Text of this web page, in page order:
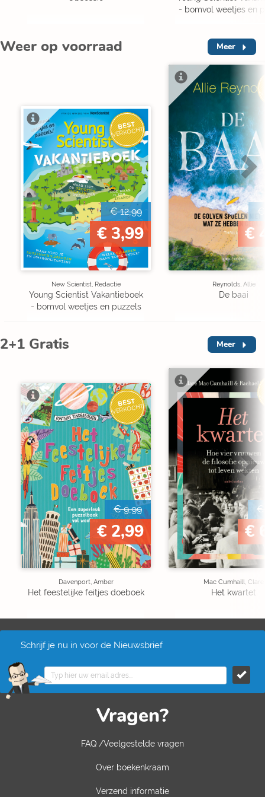
- bomvol weetjes en
Weer op voorraad Meer
BEST
VERKOCHT
€ 12,99
€ 3,99
New Scientist, Redactie
Young Scientist Vakantieboek
- bomvol weetjes en puzzels
€
€
Reynolds, Allie
De baai
2+1 Gratis Meer
BEST
VERKOCHT
€ 9,99
€ 2,99
Davenport, Amber
Het feestelijke feitjes doeboek
€
€
Mac Cumhaill, Clare
Het kwartet
Schrijf je nu in voor de Nieuwsbrief
Vragen?
FAQ /Veelgestelde vragen
Over boekenkraam
Verzend informatie